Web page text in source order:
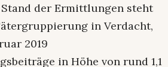
der Ermittlungen steht
in Verdacht,
2019
in Höhe von rund 1,1